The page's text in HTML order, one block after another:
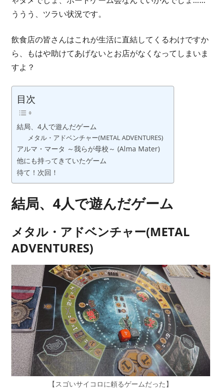
ム
フ
か
開
業
し
て
ま
い
ま
ううう、ツラい状況です。
飲食店の皆さんはこれが生活に直結してくるわけですか
ら、もはや助けてあげないとお店がなくなってしまいま
すよ？
目次
結局、4人で遊んだゲーム
メタル・アドベンチャー(METAL ADVENTURES)
アルマ・マータ ～我らが母校～ (Alma Mater)
他にも持ってきていたゲーム
待て！次回！
結局、4人で遊んだゲーム
メタル・アドベンチャー(METAL
ADVENTURES)
【スゴいサイコロに頼るゲームだった】